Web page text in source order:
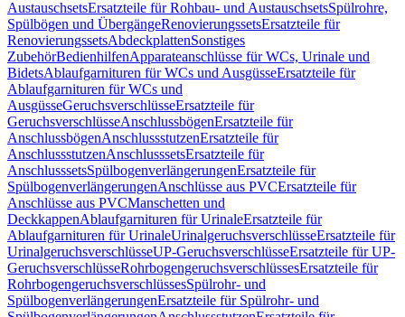
AustauschsetsErsatzteile für Rohbau- und AustauschsetsSpülrohre,
Spülbögen und ÜbergängeRenovierungssetsErsatzteile für
RenovierungssetsAbdeckplattenSonstiges
ZubehörBedienhilfenApparateanschlüsse für WCs, Urinale und
BidetsAblaufgarnituren für WCs und AusgüsseErsatzteile für
Ablaufgarnituren für WCs und
AusgüsseGeruchsverschlüsseErsatzteile für
GeruchsverschlüsseAnschlussbögenErsatzteile für
AnschlussbögenAnschlussstutzenErsatzteile für
AnschlussstutzenAnschlusssetsErsatzteile für
AnschlusssetsSpülbogenverlängerungenErsatzteile für
SpülbogenverlängerungenAnschlüsse aus PVCErsatzteile für
Anschlüsse aus PVCManschetten und
DeckkappenAblaufgarnituren für UrinaleErsatzteile für
Ablaufgarnituren für UrinaleUrinalgeruchsverschlüsseErsatzteile für
UrinalgeruchsverschlüsseUP-GeruchsverschlüsseErsatzteile für UP-
GeruchsverschlüsseRohrbogengeruchsverschlüssesErsatzteile für
RohrbogengeruchsverschlüssesSpülrohr- und
SpülbogenverlängerungenErsatzteile für Spülrohr- und